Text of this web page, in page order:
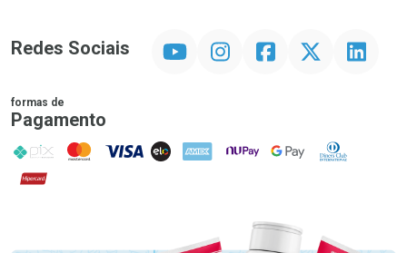
Redes Sociais InstagramFacebookTwitter Linkedin
formas de
Pagamento
PIX MasterCard
VISA ELO AMEX NuPay Google PayDiners Club
Hipercard